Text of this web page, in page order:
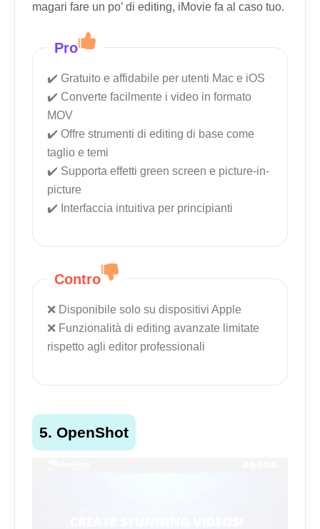
magari fare un po’ di editing, iMovie fa al caso tuo.
Pro
Gratuito e affidabile per utenti Mac e iOS
Converte facilmente i video in formato
MOV
Offre strumenti di editing di base come
taglio e temi
Supporta effetti green screen e picture-in-
picture
Interfaccia intuitiva per principianti
Contro
Disponibile solo su dispositivi Apple
Funzionalità di editing avanzate limitate
rispetto agli editor professionali
5. OpenShot